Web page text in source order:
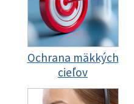
Ochrana mäkkých
cieľov